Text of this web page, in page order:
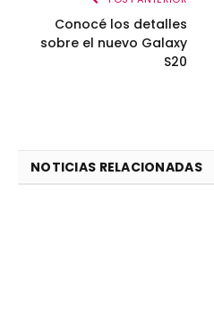
Conocé los detalles
sobre el nuevo Galaxy
S20
NOTICIAS RELACIONADAS